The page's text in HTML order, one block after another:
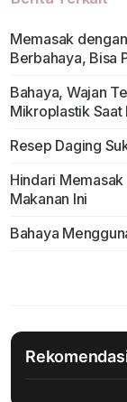
Memasak
Berbahaya, Bisa
Bahaya, Wajan
Mikroplastik Saat
Resep Daging
Hindari
Makanan Ini
Bahaya